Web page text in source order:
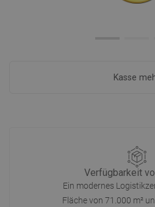
Kasse
Verfügbarkeit
Ein modernes
Fläche von 71.000 m²